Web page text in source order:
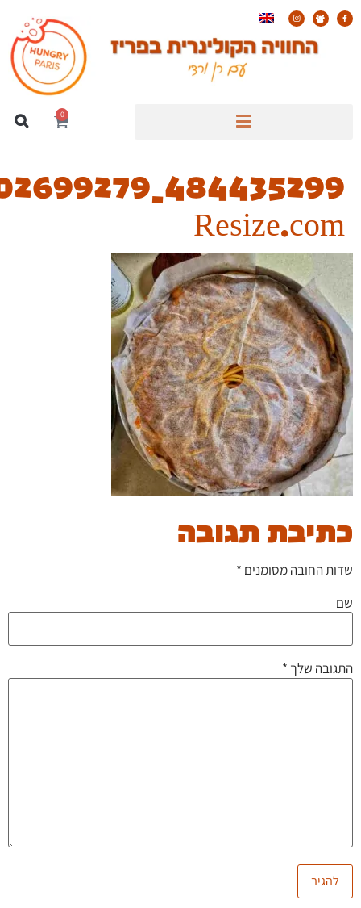
484435299_2044367502699279_1386301099890732982_n_Easy-